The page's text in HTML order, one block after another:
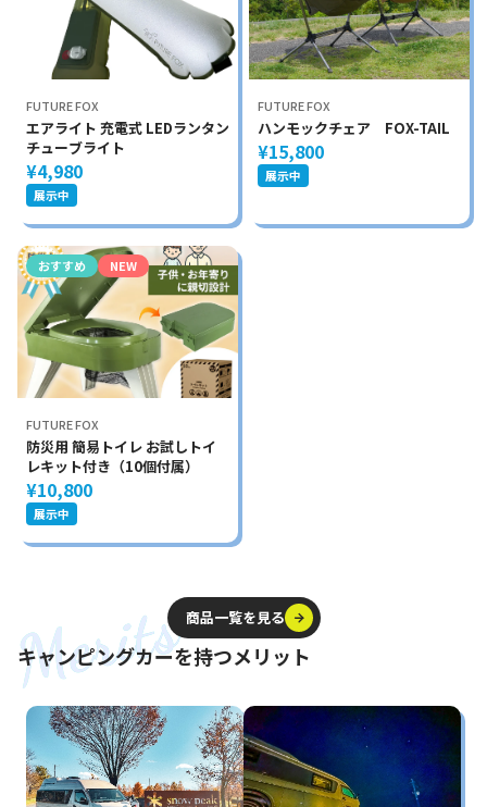
FUTURE FOX
エアライト 充電式 LEDランタン
チューブライト
¥4,980
展示中
FUTURE FOX
ハンモックチェア FOX-TAIL
¥15,800
展示中
おすすめ NEW
FUTURE FOX
防災用 簡易トイレ お試しトイ
レキット付き（10個付属）
¥10,800
展示中
商品一覧を見る
商品一覧を見る
キャンピングカーを持つメリット